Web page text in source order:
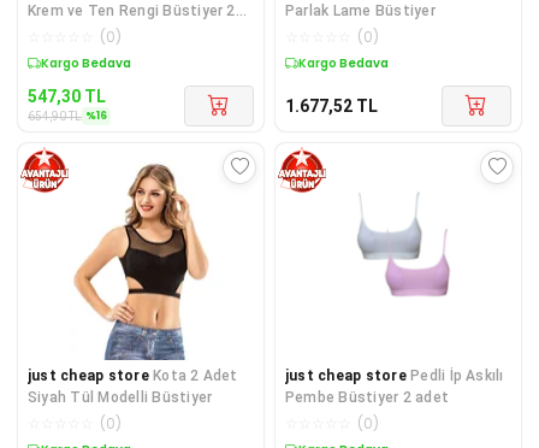
Krem ve Ten Rengi Büstiyer 2
(0)
Sepette %16 İndirim
547,30 TL
654,90TL %16
Parlak Lame Büstiyer
(0)
Kargo Bedava
1.677,52 TL
just cheap store Kota 2 Adet
Siyah Tül Modelli Büstiyer
(0)
just cheap store Pedli İp Askılı
Pembe Büstiyer 2 adet
(0)